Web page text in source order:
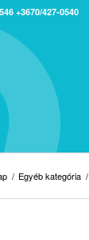
+3670/427-0540
/ Egyéb kategória /